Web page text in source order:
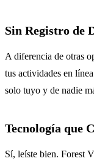
Sin Registro de
A diferencia de otras
tus actividades en
solo tuyo y de nadie
Tecnología que
Sí, leíste bien. Forest